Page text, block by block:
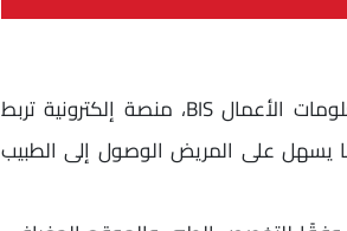
أنشأ طلاب المعهد العالي للحاسب الآلي KMA شعبة نظم معلومات الأعمال BIS، منصة إلكترونية تربط
يسهل على المريض الوصول إلى الطبيب